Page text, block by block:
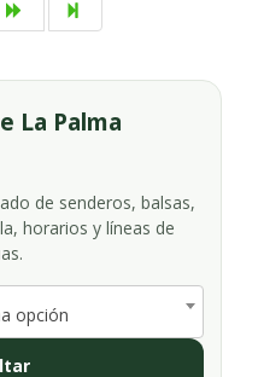
La Palma
de senderos, balsas,
horarios y líneas de
opción